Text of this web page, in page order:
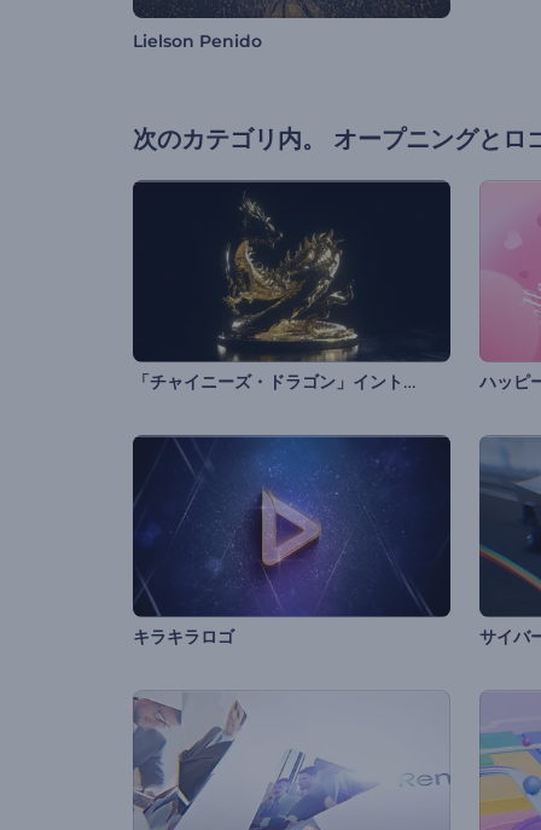
Lielson Penido
次のカテゴリ内。 オープニングとロ
「チャイニーズ・ドラゴン」イントロ動画
キラキラロゴ サイバ